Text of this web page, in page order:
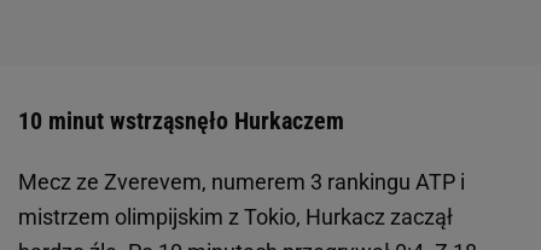
10 minut wstrząsnęło Hurkaczem
Mecz ze Zverevem, numerem 3 rankingu ATP i
mistrzem olimpijskim z Tokio, Hurkacz zaczął